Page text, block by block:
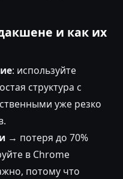
и как их
: используйте
структура с
уже резко
→ потеря до 70%
в Chrome
потому что